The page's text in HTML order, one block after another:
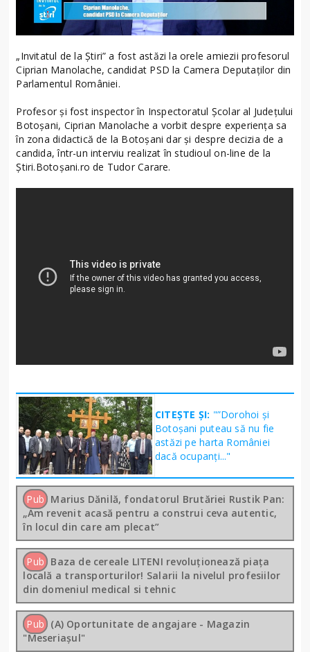
„Invitatul de la Știri” a fost astăzi la orele amiezii profesorul
Ciprian Manolache, candidat PSD la Camera Deputaților din
Parlamentul României.
Profesor și fost inspector în Inspectoratul Școlar al Județului
Botoșani, Ciprian Manolache a vorbit despre experiența sa
în zona didactică de la Botoșani dar și despre decizia de a
candida, într-un interviu realizat în studioul on-line de la
Știri.Botoșani.ro de Tudor Carare.
CITEȘTE ȘI: "”Dorohoi și
Botoșani puteau să nu fie
astăzi pe harta României
dacă ocupanți..."
Pub Marius Dănilă, fondatorul Brutăriei Rustik Pan:
„Am revenit acasă pentru a construi ceva autentic,
în locul din care am plecat”
Pub Baza de cereale LITENI revoluționează piața
locală a transporturilor! Salarii la nivelul profesiilor
din domeniul medical si tehnic
Pub (A) Oportunitate de angajare - Magazin
"Meseriașul"